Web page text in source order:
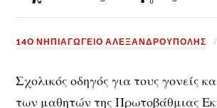
14Ο ΝΗΠΙΑΓΩΓΕΙΟ ΑΛΕΞΑΝΔΡΟΥΠΟΛΗΣ
Σχολικός οδηγός για τους γονείς
των μαθητών της Πρωτοβάθμιας